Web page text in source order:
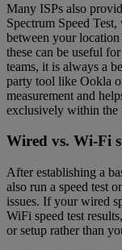
Many ISPs also
Spectrum Speed
between your
these can be useful
teams, it is always a
party tool like Ookla
measurement and
exclusively within the
Wired vs. Wi-Fi
After establishing a
also run a speed test
issues. If your wired
WiFi speed test
or setup rather than